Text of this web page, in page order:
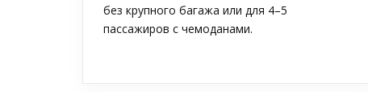
без крупного багажа или для 4–5
пассажиров с чемоданами.